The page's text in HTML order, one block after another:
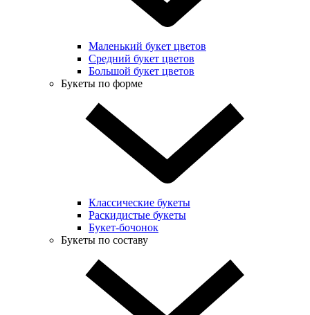
Маленький букет цветов
Средний букет цветов
Большой букет цветов
Букеты по форме
Классические букеты
Раскидистые букеты
Букет-бочонок
Букеты по составу